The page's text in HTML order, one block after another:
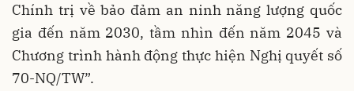
Chính trị về bảo đảm an ninh năng lượng quốc
gia đến năm 2030, tầm nhìn đến năm 2045 và
Chương trình hành động thực hiện Nghị quyết số
70-NQ/TW”.